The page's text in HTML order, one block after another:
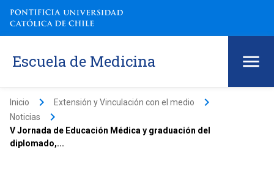
Escuela de Medicina
Inicio keyboard_arrow_right Extensión y Vinculación con el medio keyboard_arrow_right
Noticias keyboard_arrow_right
V Jornada de Educación Médica y graduación del
diplomado,...